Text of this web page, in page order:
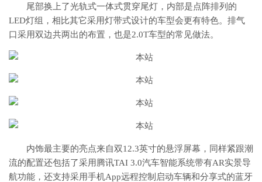
尾部换上了光轨式一体式贯穿尾灯，内部是点阵排列的
LED灯组，相比其它采用灯带式设计的车型会更有特色。排气
口采用双边共两出的布置，也是2.0T车型的常见做法。
内饰最主要的亮点来自双12.3英寸的悬浮屏幕，同样紧跟潮
流的配置还包括了采用腾讯TAI 3.0汽车智能系统带有AR实景导
航功能，还支持采用手机App远程控制启动车辆和分享式的蓝牙